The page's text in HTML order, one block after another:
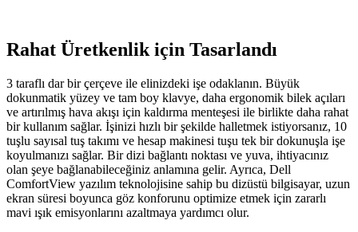
Rahat Üretkenlik için Tasarlandı
3 taraflı dar bir çerçeve ile elinizdeki işe odaklanın. Büyük
dokunmatik yüzey ve tam boy klavye, daha ergonomik bilek açıları
ve artırılmış hava akışı için kaldırma menteşesi ile birlikte daha rahat
bir kullanım sağlar. İşinizi hızlı bir şekilde halletmek istiyorsanız, 10
tuşlu sayısal tuş takımı ve hesap makinesi tuşu tek bir dokunuşla işe
koyulmanızı sağlar. Bir dizi bağlantı noktası ve yuva, ihtiyacınız
olan şeye bağlanabileceğiniz anlamına gelir. Ayrıca, Dell
ComfortView yazılım teknolojisine sahip bu dizüstü bilgisayar, uzun
ekran süresi boyunca göz konforunu optimize etmek için zararlı
mavi ışık emisyonlarını azaltmaya yardımcı olur.